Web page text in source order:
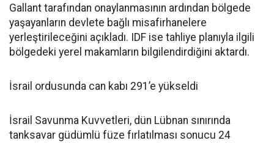
Gallant tarafından onaylanmasının ardından bölgede
yaşayanların devlete bağlı misafirhanelere
yerleştirileceğini açıkladı. IDF ise tahliye planıyla ilgili
bölgedeki yerel makamların bilgilendirdiğini aktardı.
İsrail ordusunda can kabı 291’e yükseldi
İsrail Savunma Kuvvetleri, dün Lübnan sınırında
tanksavar güdümlü füze fırlatılması sonucu 24